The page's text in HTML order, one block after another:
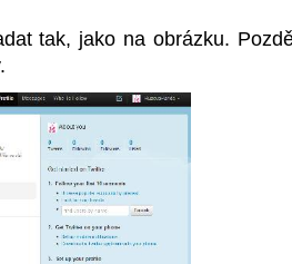
tak, jako na obrázku.